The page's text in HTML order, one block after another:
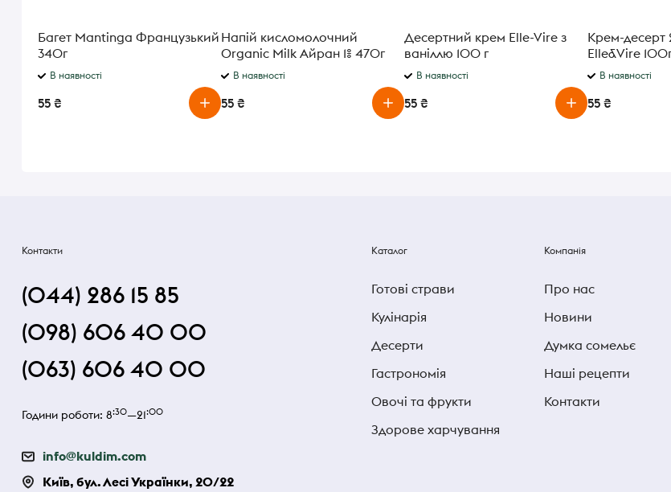
Багет Mantinga Французький
340г
В наявності
55 ₴
Напій кисломолочний
Organic Milk Айран 1% 470г
В наявності
55 ₴
Десертний крем Elle-Vire з
ваніллю 100 г
В наявності
55 ₴
Крем-десерт
Elle&Vire
В наявності
55 ₴
Контакти
(044) 286 15 85
(098) 606 40 00
(063) 606 40 00
Години роботи: 8:30—21:00
info@kuldim.com
Київ, бул. Лесі Українки, 20/22
Каталог
Готові страви
Кулінарія
Десерти
Гастрономія
Овочі та фрукти
Здорове харчування
Компанія
Про нас
Новини
Думка сомельє
Наші рецепти
Контакти